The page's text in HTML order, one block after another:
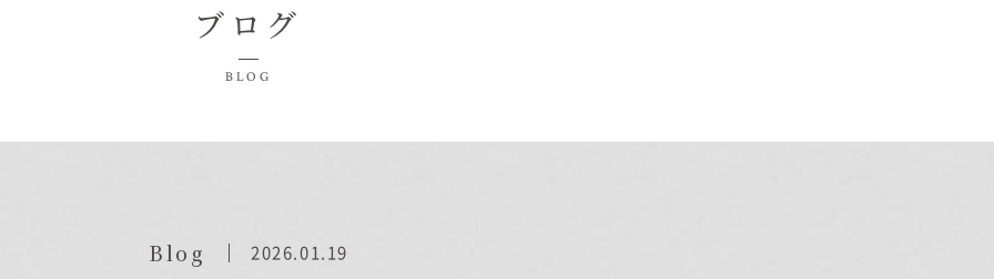
コノイエ（規格） 施工事例在来工法の仕様と性能
実例集・お客様の声
家づくりについて
ブログ
BLOG
Blog 2026.01.19